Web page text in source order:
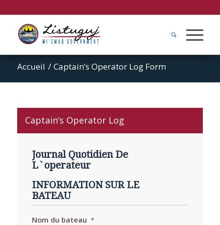
Accueil / Captain’s Operator Log Form
Captain’s Operator Log
Journal Quotidien De
L`operateur
INFORMATION SUR LE
BATEAU
Nom du bateau *